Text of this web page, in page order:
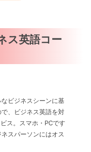
ス英語コー
ビジネスシーンに基
、ビジネス英語を対
ス。スマホ・PCです
スパーソンにはオス